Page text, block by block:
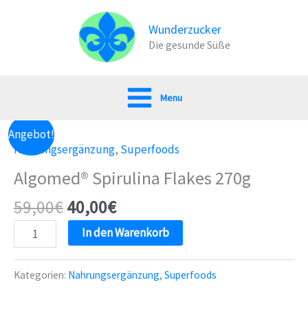
Wunderzucker
Die gesunde Süße
Menu
Angebot!
Nahrungsergänzung, Superfoods
Algomed® Spirulina Flakes 270g
59,00€40,00€
Algomed®
Spirulina
Flakes
In den Warenkorb
Kategorien: Nahrungsergänzung, Superfoods